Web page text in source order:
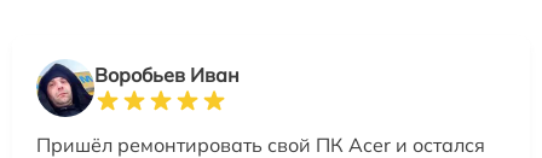
Воробьев Иван
Пришёл ремонтировать свой ПК Acer и остался